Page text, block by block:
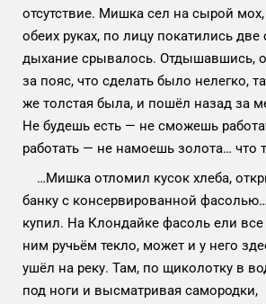
отсутствие. Мишка сел на сырой
обеих руках, по лицу покатились две
дыхание срывалось. Отдышавшись,
за пояс, что сделать было нелегко,
же толстая была, и пошёл назад за
Не будешь есть — не сможешь
работать — не намоешь золота… что
…Мишка отломил кусок хлеба,
банку с консервированной
купил. На Клондайке фасоль ели
ним ручьём текло, может и у него
ушёл на реку. Там, по щиколотку в
под ноги и высматривая